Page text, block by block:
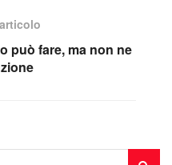
può fare, ma non ne